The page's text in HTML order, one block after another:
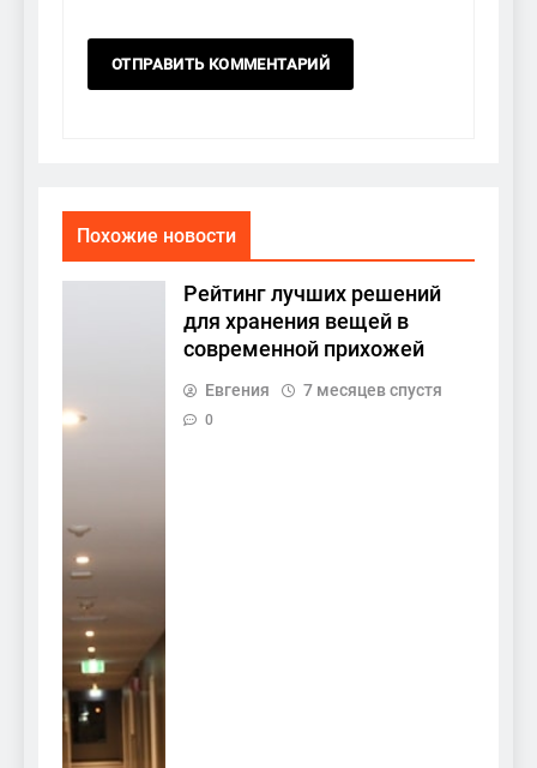
Похожие новости
Рейтинг лучших решений
для хранения вещей в
современной прихожей
Евгения 7 месяцев спустя
0